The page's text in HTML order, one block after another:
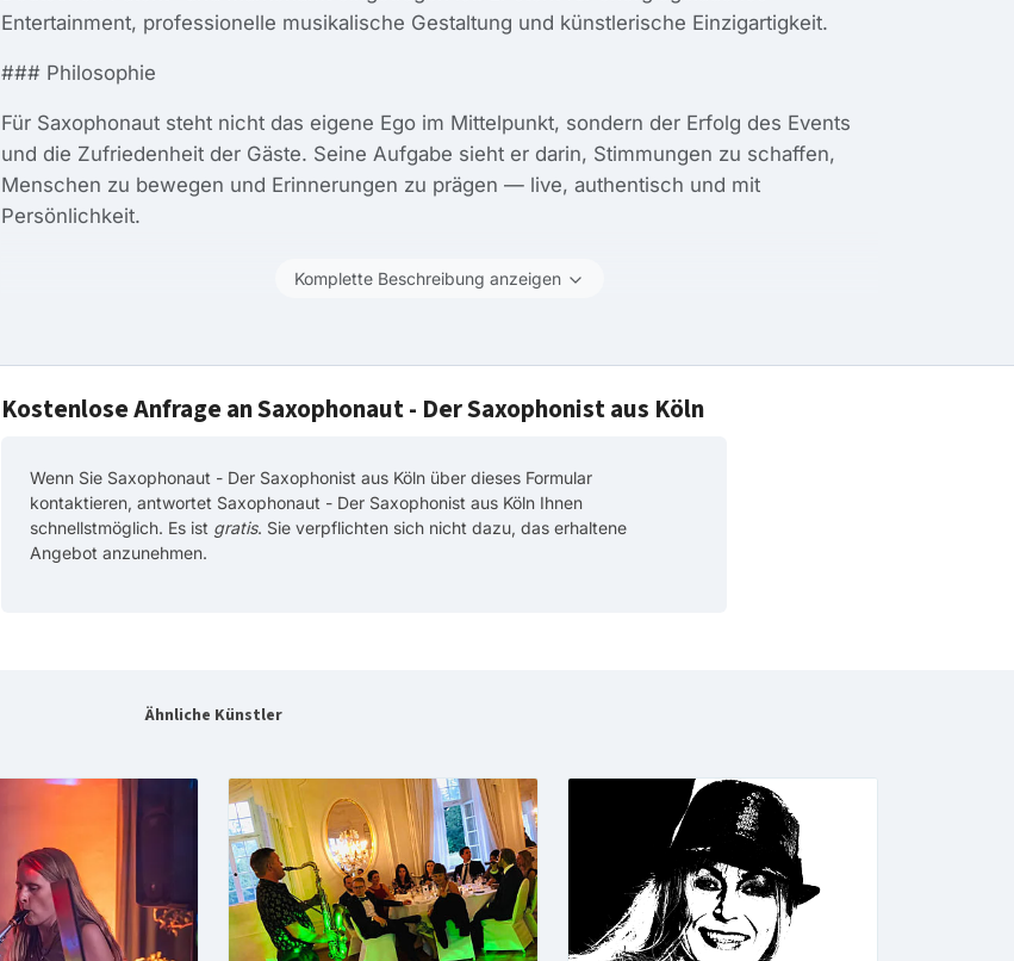
Entertainment, professionelle musikalische Gestaltung und künstlerische Einzigartigkeit.
### Philosophie
Für Saxophonaut steht nicht das eigene Ego im Mittelpunkt, sondern der Erfolg des Events
und die Zufriedenheit der Gäste. Seine Aufgabe sieht er darin, Stimmungen zu schaffen,
Menschen zu bewegen und Erinnerungen zu prägen — live, authentisch und mit
Persönlichkeit.
Komplette Beschreibung anzeigen
Kostenlose Anfrage an Saxophonaut - Der Saxophonist aus Köln
Wenn Sie Saxophonaut - Der Saxophonist aus Köln über dieses Formular
kontaktieren, antwortet Saxophonaut - Der Saxophonist aus Köln Ihnen
schnellstmöglich. Es ist gratis. Sie verpflichten sich nicht dazu, das erhaltene
Angebot anzunehmen.
Ähnliche Künstler